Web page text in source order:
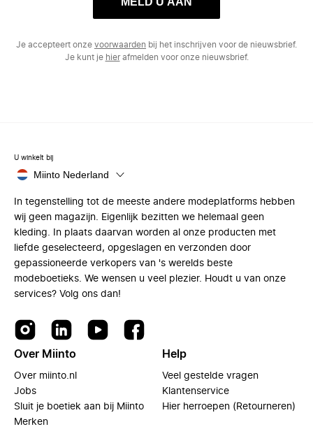
Je accepteert onze voorwaarden bij het inschrijven voor de nieuwsbrief.
Je kunt je hierafmelden voor onze nieuwsbrief.
U winkelt bij
Miinto Nederland
In tegenstelling tot de meeste andere modeplatforms hebben
wij geen magazijn. Eigenlijk bezitten we helemaal geen
kleding. In plaats daarvan worden al onze producten met
liefde geselecteerd, opgeslagen en verzonden door
gepassioneerde verkopers van 's werelds beste
modeboetieks. We wensen u veel plezier. Houdt u van onze
services? Volg ons dan!
Over Miinto
Over miinto.nl
Jobs
Sluit je boetiek aan bij Miinto
Merken
Help
Veel gestelde vragen
Klantenservice
Hier herroepen (Retourneren)